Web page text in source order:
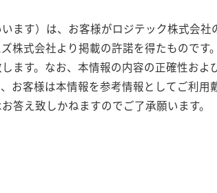
す）は、お客様がロジテック株式会
株式会社より掲載の許諾を得たもので
ます。なお、本情報の内容の正確性お
お客様は本情報を参考情報としてご利
答え致しかねますのでご了承願います。